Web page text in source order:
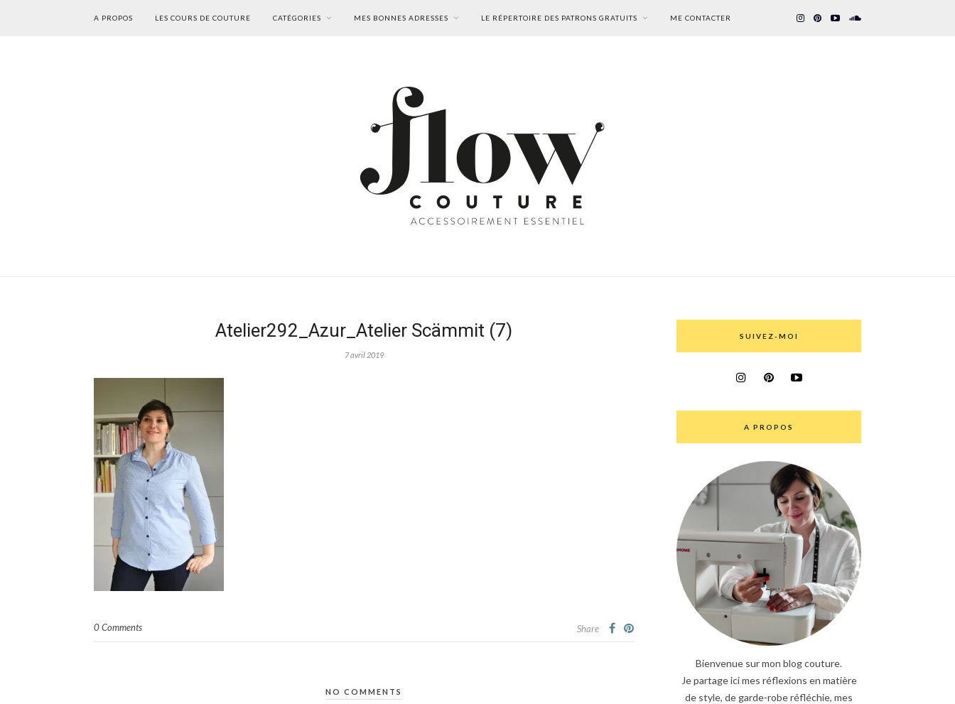
A PROPOS LES COURS DE COUTURE CATÉGORIES MES BONNES ADRESSES LE RÉPERTOIRE DES PATRONS GRATUITS ME CONTACTER
Atelier292_Azur_Atelier Scämmit (7)
7 avril 2019
0 Comments Share
NO COMMENTS
SUIVEZ-MOI
A PROPOS
Bienvenue sur mon blog couture.
Je partage ici mes réflexions en matière
de style, de garde-robe réfléchie, mes